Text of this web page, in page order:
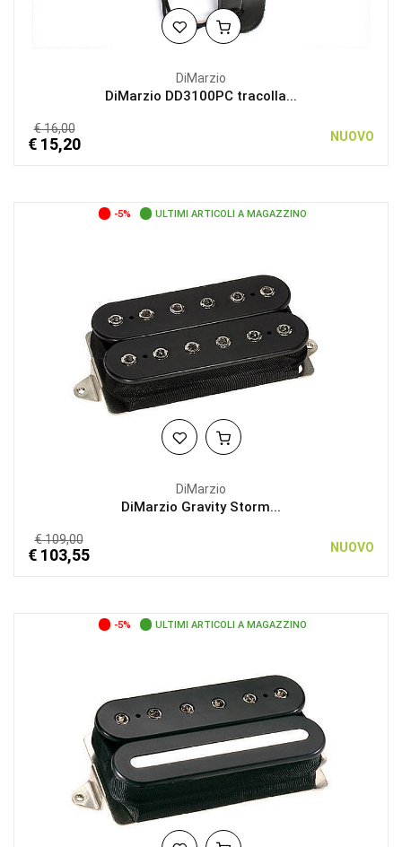
DiMarzio
DiMarzio DD3100PC tracolla...
€ 16,00
€ 15,20 NUOVO
-5% ULTIMI ARTICOLI A MAGAZZINO
DiMarzio
DiMarzio Gravity Storm...
€ 109,00
€ 103,55 NUOVO
-5% ULTIMI ARTICOLI A MAGAZZINO